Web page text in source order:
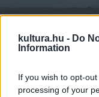
kultura.hu - Do
Information
If you wish to opt-
processing of your